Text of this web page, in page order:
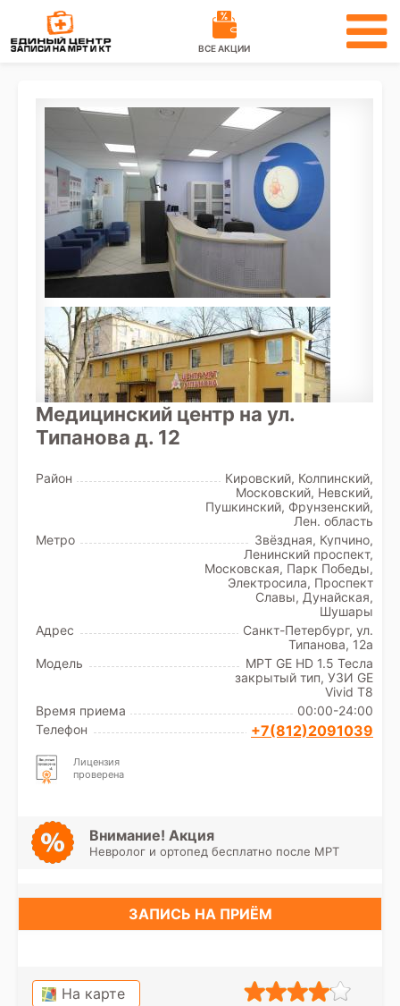
ВСЕ АКЦИИ
Медицинский центр на ул.
Типанова д. 12
Район
Кировский, Колпинский,
Московский, Невский,
Пушкинский, Фрунзенский,
Лен. область
Метро
Звёздная, Купчино,
Ленинский проспект,
Московская, Парк Победы,
Электросила, Проспект
Славы, Дунайская,
Шушары
Адрес
Санкт-Петербург, ул.
Типанова, 12а
Модель
МРТ GE HD 1.5 Тесла
закрытый тип, УЗИ GE
Vivid T8
Время приема
00:00-24:00
Телефон
+7(812)2091039
Лицензия
проверена
Внимание! Акция
Невролог и ортопед бесплатно после МРТ
ЗАПИСЬ НА ПРИЁМ
На карте